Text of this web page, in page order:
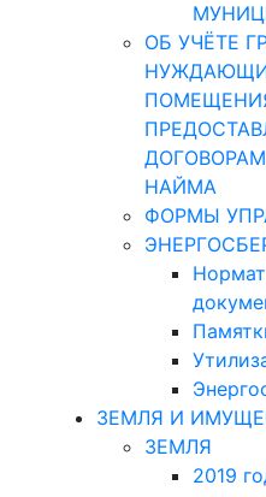
ОБ УЧЁТЕ
НАЙМА
ФОРМЫ
ЗЕМЛЯ И
ЗЕМЛЯ
2019